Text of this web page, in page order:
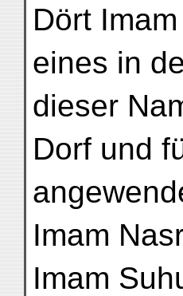
Dört
eines in
dieser
Dorf und
Imam
Imam